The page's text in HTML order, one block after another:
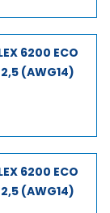
6200 ECO
(AWG14)
6200 ECO
(AWG14)